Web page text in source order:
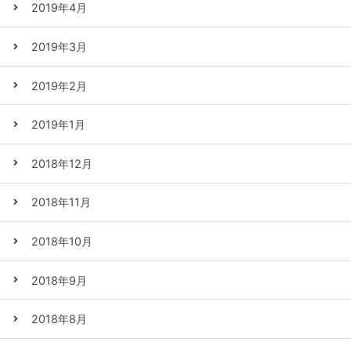
2019年4月
2019年3月
2019年2月
2019年1月
2018年12月
2018年11月
2018年10月
2018年9月
2018年8月